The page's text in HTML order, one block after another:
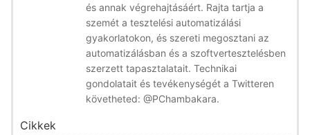
és annak végrehajtásáért. Rajta tartja a
szemét a tesztelési automatizálási
gyakorlatokon, és szereti megosztani az
automatizálásban és a szoftvertesztelésben
szerzett tapasztalatait. Technikai
gondolatait és tevékenységét a Twitteren
követheted: @PChambakara.
Cikkek